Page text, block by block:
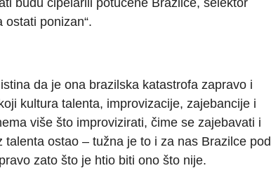
ostati ponizan“.
da je ona brazilska katastrofa zapravo i
kultura talenta, improvizacije, zajebancije i
više što improvizirati, čime se zajebavati i
ostao – tužna je to i za nas Brazilce pod
zato što je htio biti ono što nije.